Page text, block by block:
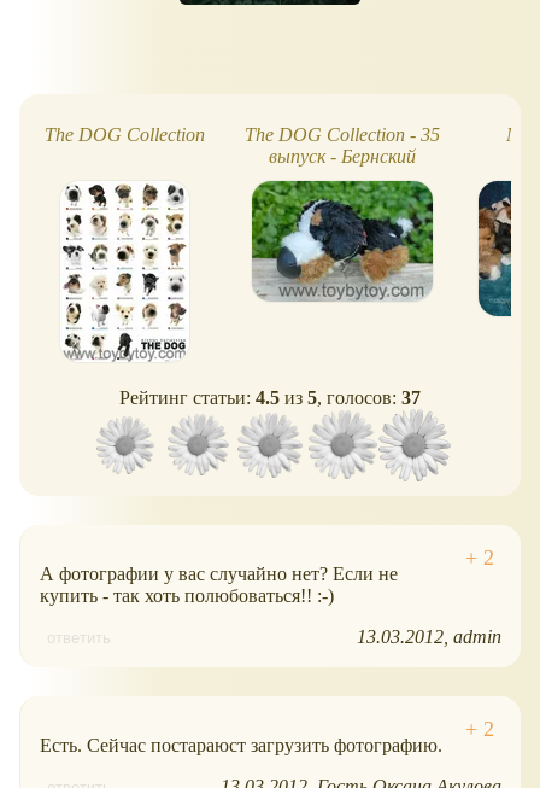
The DOG Сollection
The DOG Сollection - 35
выпуск - Бернский
Зененхунд
Рейтинг статьи: 4.5 из 5, голосов: 37
А фотографии у вас случайно нет? Если не
купить - так хоть полюбоваться!! :-)
ответить 13.03.2012 admin
Есть. Сейчас постараюст загрузить фотографию.